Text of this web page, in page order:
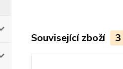
Související zboží 3